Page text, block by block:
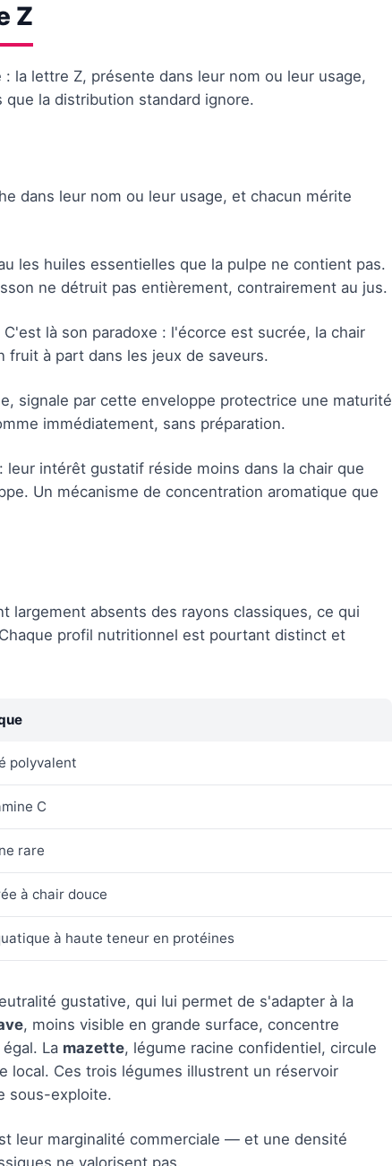
Z
la lettre Z, présente dans leur nom ou leur usage,
la distribution standard ignore.
dans leur nom ou leur usage, et chacun mérite
les huiles essentielles que la pulpe ne contient pas.
ne détruit pas entièrement, contrairement au jus.
là son paradoxe : l'écorce est sucrée, la chair
fruit à part dans les jeux de saveurs.
signale par cette enveloppe protectrice une maturité
immédiatement, sans préparation.
intérêt gustatif réside moins dans la chair que
Un mécanisme de concentration aromatique que
largement absents des rayons classiques, ce qui
profil nutritionnel est pourtant distinct et
polyvalent
C
rare
à chair douce
à haute teneur en protéines
gustative, qui lui permet de s'adapter à la
, moins visible en grande surface, concentre
La mazette, légume racine confidentiel, circule
local. Ces trois légumes illustrent un réservoir
sous-exploite.
leur marginalité commerciale — et une densité
ne valorisent pas.